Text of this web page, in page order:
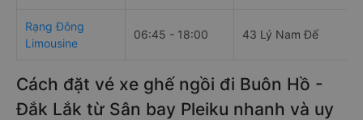
Rạng Đông
Limousine
06:45 - 18:00 43 Lý Nam Đế
Cách đặt vé xe ghế ngồi đi Buôn Hồ -
Đắk Lắk từ Sân bay Pleiku nhanh và uy